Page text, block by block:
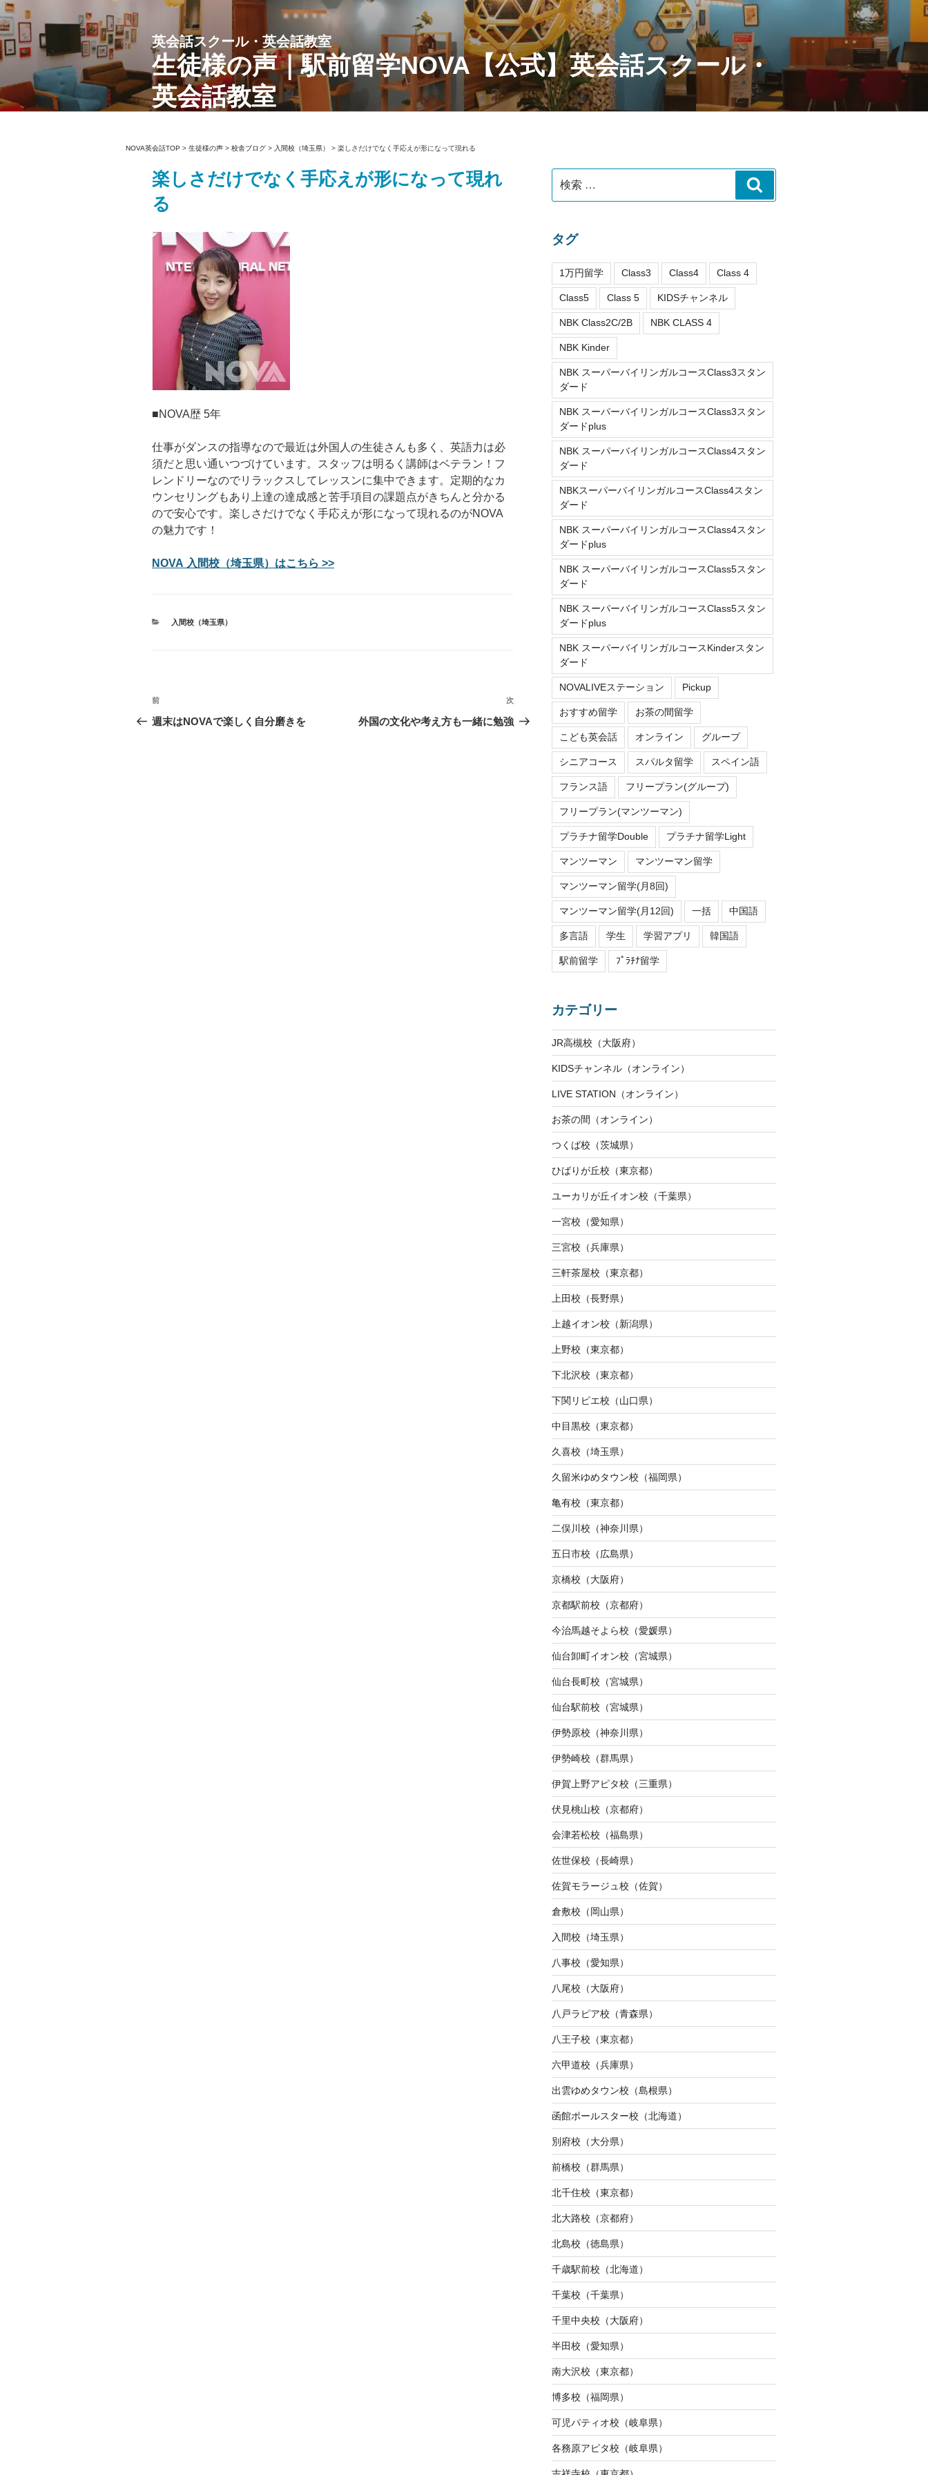
コ
ン
テ
ン
へ
ス
英会話スクール・英会話教室
生徒様の声｜駅前留学NOVA【公式】英会話スクール・
英会話教室
NOVA英会話TOP > 生徒様の声 > 校舎ブログ > 入間校（埼玉県） > 楽しさだけでなく手応えが形になって現れる
楽しさだけでなく手応えが形になって現れ
る
■NOVA歴 5年
仕事がダンスの指導なので最近は外国人の生徒さんも多く、英語力は必
須だと思い通いつづけています。スタッフは明るく講師はベテラン！フ
レンドリーなのでリラックスしてレッスンに集中できます。定期的なカ
ウンセリングもあり上達の達成感と苦手項目の課題点がきちんと分かる
ので安心です。楽しさだけでなく手応えが形になって現れるのがNOVA
の魅力です！
NOVA 入間校（埼玉県）はこちら >>
カ
入間校（埼玉県）
投
稿
過
去
前
週末はNOVAで楽しく自分磨きを
次
の
次
外国の文化や考え方も一緒に勉強
索:
索
タグ
1万円留学 Class3 Class4 Class 4
Class5 Class 5 KIDSチャンネル
NBK Class2C/2B NBK CLASS 4
NBK Kinder
NBK スーパーバイリンガルコースClass3スタン
ダード
NBK スーパーバイリンガルコースClass3スタン
ダードplus
NBK スーパーバイリンガルコースClass4スタン
ダード
NBKスーパーバイリンガルコースClass4スタン
ダード
NBK スーパーバイリンガルコースClass4スタン
ダードplus
NBK スーパーバイリンガルコースClass5スタン
ダード
NBK スーパーバイリンガルコースClass5スタン
ダードplus
NBK スーパーバイリンガルコースKinderスタン
ダード
NOVALIVEステーション Pickup
おすすめ留学 お茶の間留学
こども英会話 オンライン グループ
シニアコース スパルタ留学 スペイン語
フランス語 フリープラン(グループ)
フリープラン(マンツーマン)
プラチナ留学Double プラチナ留学Light
マンツーマン マンツーマン留学
マンツーマン留学(月8回)
マンツーマン留学(月12回) 一括 中国語
多言語 学生 学習アプリ 韓国語
駅前留学 ﾌﾟﾗﾁﾅ留学
カテゴリー
JR高槻校（大阪府）
KIDSチャンネル（オンライン）
LIVE STATION（オンライン）
お茶の間（オンライン）
つくば校（茨城県）
ひばりが丘校（東京都）
ユーカリが丘イオン校（千葉県）
一宮校（愛知県）
三宮校（兵庫県）
三軒茶屋校（東京都）
上田校（長野県）
上越イオン校（新潟県）
上野校（東京都）
下北沢校（東京都）
下関リピエ校（山口県）
中目黒校（東京都）
久喜校（埼玉県）
久留米ゆめタウン校（福岡県）
亀有校（東京都）
二俣川校（神奈川県）
五日市校（広島県）
京橋校（大阪府）
京都駅前校（京都府）
今治馬越そよら校（愛媛県）
仙台卸町イオン校（宮城県）
仙台長町校（宮城県）
仙台駅前校（宮城県）
伊勢原校（神奈川県）
伊勢崎校（群馬県）
伊賀上野アピタ校（三重県）
伏見桃山校（京都府）
会津若松校（福島県）
佐世保校（長崎県）
佐賀モラージュ校（佐賀）
倉敷校（岡山県）
入間校（埼玉県）
八事校（愛知県）
八尾校（大阪府）
八戸ラピア校（青森県）
八王子校（東京都）
六甲道校（兵庫県）
出雲ゆめタウン校（島根県）
函館ポールスター校（北海道）
別府校（大分県）
前橋校（群馬県）
北千住校（東京都）
北大路校（京都府）
北島校（徳島県）
千歳駅前校（北海道）
千葉校（千葉県）
千里中央校（大阪府）
半田校（愛知県）
南大沢校（東京都）
博多校（福岡県）
可児パティオ校（岐阜県）
各務原アピタ校（岐阜県）